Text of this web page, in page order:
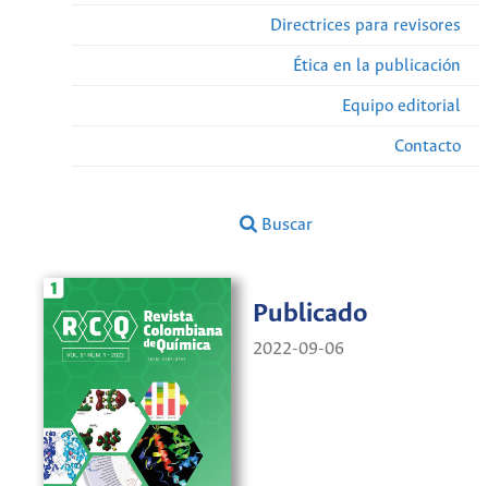
Directrices para revisores
Ética en la publicación
Equipo editorial
Contacto
Buscar
Publicado
2022-09-06